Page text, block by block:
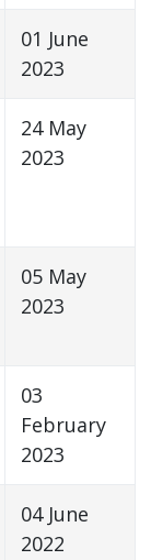
01 June
2023
24 May
2023
05 May
2023
03
February
2023
04 June
2022